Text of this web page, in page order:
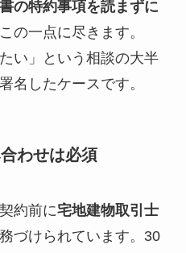
の特約事項を読まずに
の一点に尽きます。
い」という相談の大半
名したケースです。
わせは必須
約前に宅地建物取引士
づけられています。30